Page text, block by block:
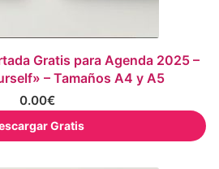
Gratis para Agenda 2025 –
– Tamaños A4 y A5
0.00€
Gratis